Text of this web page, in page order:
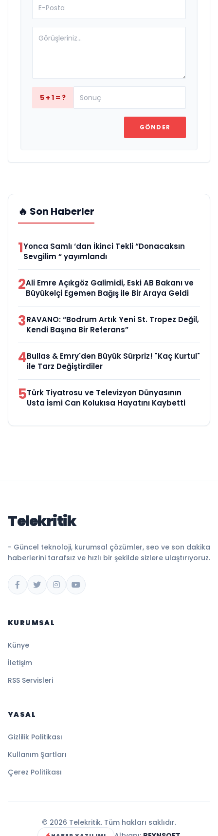
5 + 1 = ?
GÖNDER
🔥 Son Haberler
1Yonca Samlı ‘dan İkinci Tekli “Donacaksın
Sevgilim “ yayımlandı
2Ali Emre Açıkgöz Galimidi, Eski AB Bakanı ve
Büyükelçi Egemen Bağış ile Bir Araya Geldi
3RAVANO: “Bodrum Artık Yeni St. Tropez Değil,
Kendi Başına Bir Referans”
4Bullas & Emry'den Büyük Sürpriz! "Kaç Kurtul"
ile Tarz Değiştirdiler
5Türk Tiyatrosu ve Televizyon Dünyasının
Usta İsmi Can Kolukısa Hayatını Kaybetti
Telekritik
- Güncel teknoloji, kurumsal çözümler, seo ve son dakika
haberlerini tarafsız ve hızlı bir şekilde sizlere ulaştırıyoruz.
KURUMSAL
Künye
İletişim
RSS Servisleri
YASAL
Gizlilik Politikası
Kullanım Şartları
Çerez Politikası
© 2026 Telekritik. Tüm hakları saklıdır.